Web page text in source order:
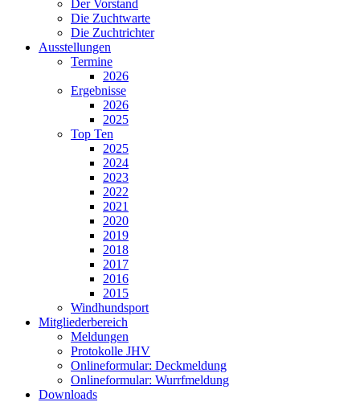
Der Vorstand
Die Zuchtwarte
Die Zuchtrichter
Ausstellungen
Termine
2026
Ergebnisse
2026
2025
Top Ten
2025
2024
2023
2022
2021
2020
2019
2018
2017
2016
2015
Windhundsport
Mitgliederbereich
Meldungen
Protokolle JHV
Onlineformular: Deckmeldung
Onlineformular: Wurrfmeldung
Downloads